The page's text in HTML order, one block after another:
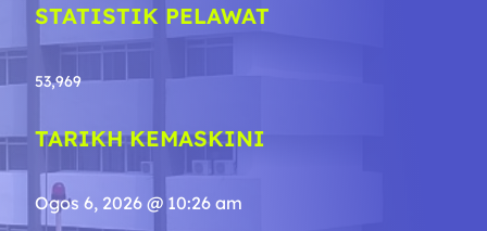
STATISTIK PELAWAT
53,969
TARIKH KEMASKINI
Ogos 6, 2026 @ 10:26 am